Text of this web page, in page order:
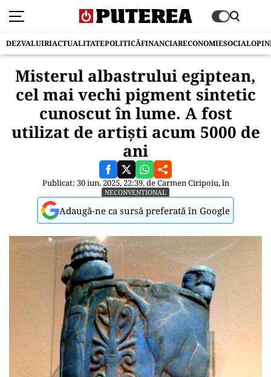
DEZVALUIRIACTUALITATEPOLITICĂFINANCIARECONOMIESOCIAL
Misterul albastrului egiptean,
cel mai vechi pigment sintetic
cunoscut în lume. A fost
utilizat de artiști acum 5000 de
ani
Publicat: 30 iun. 2025, 22:39, deCarmen Ciripoiu, în
NECONVENTIONAL
Adaugă-ne ca sursă preferată în Google